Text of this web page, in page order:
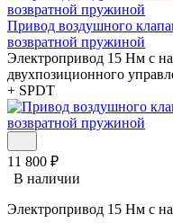
Привод воздушного
возвратной пружиной
Электропривод 15 Нм с
двухпозиционного
+ SPDT
11 800 ₽
В наличии
Электропривод 15 Нм с